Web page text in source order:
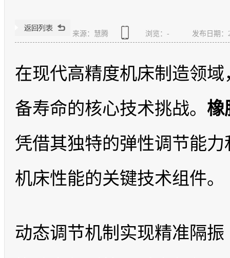
来源：慧腾 浏览： - 发布日期：
在现代高精度机床制造领
备寿命的核心技术挑战。 橡
凭借其独特的弹性调节能
机床性能的关键技术组件。
动态调节机制实现精准隔振